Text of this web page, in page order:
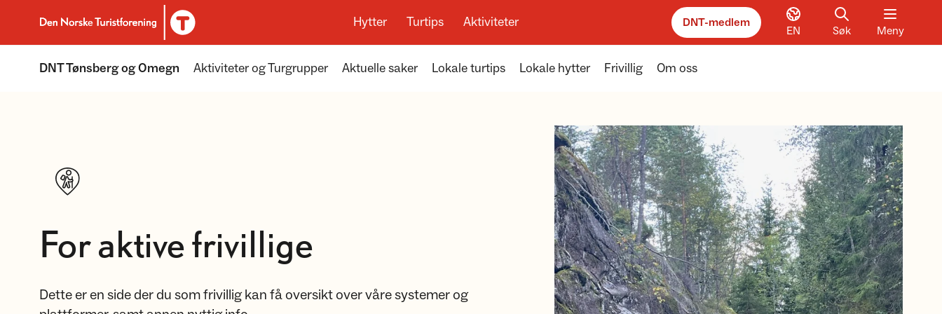
Til DNT.no forside
Hytter Turtips Aktiviteter DNT-medlem
EN Søk Meny
DNT Tønsberg og Omegn Aktiviteter og Turgrupper Aktuelle saker Lokale turtips Lokale hytter Frivillig Om oss
For aktive frivillige
Dette er en side der du som frivillig kan få oversikt over våre systemer og